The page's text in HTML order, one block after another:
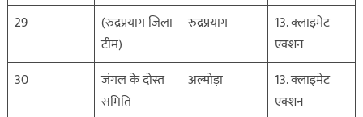
29
(रुद्रप्रयाग जिला
टीम)
रुद्रप्रयाग
13. क्लाइमेट
एक्शन
30
जंगल के दोस्त
समिति
अल्मोड़ा
13. क्लाइमेट
एक्शन